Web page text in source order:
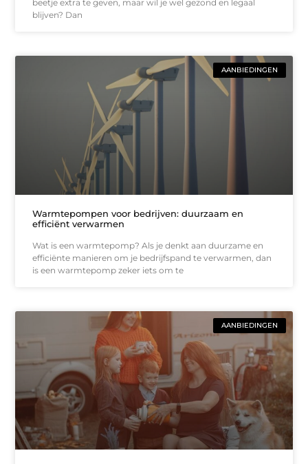
beetje extra te geven, maar wil je wel gezond en legaal
blijven? Dan
AANBIEDINGEN
Warmtepompen voor bedrijven: duurzaam en
efficiënt verwarmen
Wat is een warmtepomp? Als je denkt aan duurzame en
efficiënte manieren om je bedrijfspand te verwarmen, dan
is een warmtepomp zeker iets om te
AANBIEDINGEN